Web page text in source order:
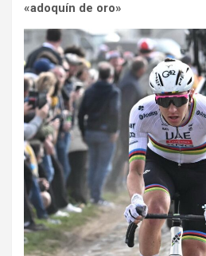
«adoquín de oro»